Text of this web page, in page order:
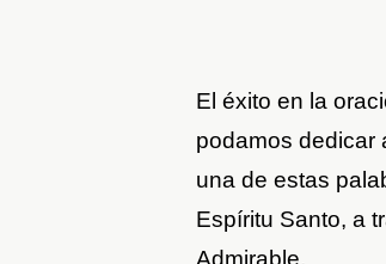
El éxito en la
podamos dedicar
una de estas
Espíritu Santo, a
Admirable.